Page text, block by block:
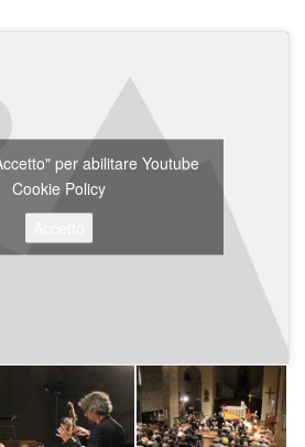
per abilitare Youtube
Cookie Policy